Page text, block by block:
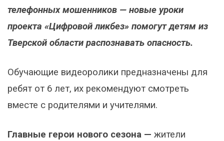
телефонных мошенников — новые уроки
проекта «Цифровой ликбез» помогут детям из
Тверской области распознавать опасность.
Обучающие видеоролики предназначены для
ребят от 6 лет, их рекомендуют смотреть
вместе с родителями и учителями.
Главные герои нового сезона — жители